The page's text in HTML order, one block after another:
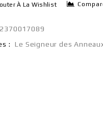
À La Wishlist
:
Le Seigneur des